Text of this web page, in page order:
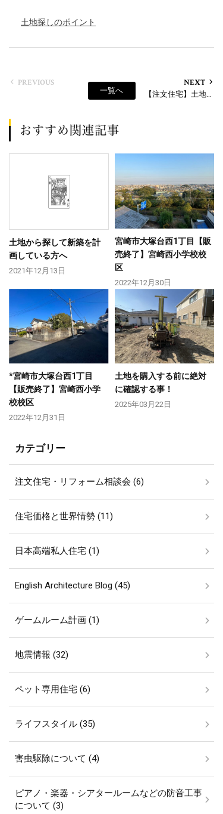
土地探しのポイント
PREVIOUS
一覧へ
NEXT
【注文住宅】土地探しの注意点！ブロックを高く積んでいる土地は建築許可が下りない危険なケース
おすすめ関連記事
土地から探して新築を計
画している方へ
2021年12月13日
宮崎市大塚台西1丁目【販
売終了】宮崎西小学校校
区
2022年12月30日
*宮崎市大塚台西1丁目
【販売終了】宮崎西小学
校校区
2022年12月31日
土地を購入する前に絶対
に確認する事！
2025年03月22日
カテゴリー
注文住宅・リフォーム相談会 (6)
住宅価格と世界情勢 (11)
日本高端私人住宅 (1)
English Architecture Blog (45)
ゲームルーム計画 (1)
地震情報 (32)
ペット専用住宅 (6)
ライフスタイル (35)
害虫駆除について (4)
ピアノ・楽器・シアタールームなどの防音工事
について (3)